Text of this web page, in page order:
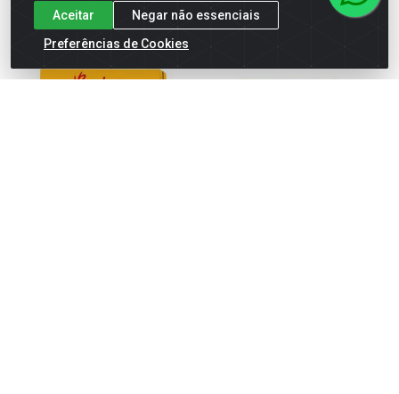
Aceitar
Negar não essenciais
Preferências de Cookies